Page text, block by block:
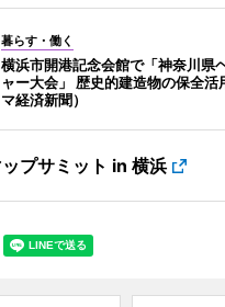
暮らす・働く
横浜市開港記念会館で「神奈川県
ャー大会」 歴史的建造物の保全
マ経済新聞）
プサミット in 横浜